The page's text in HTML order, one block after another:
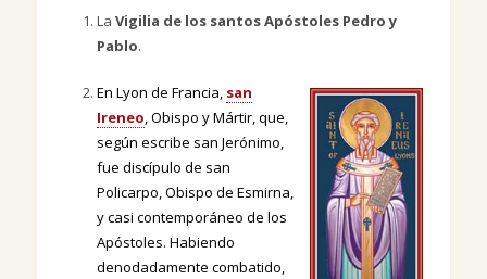
La Vigilia de los santos Apóstoles Pedro y
Pablo.
En Lyon de Francia, san
Ireneo, Obispo y Mártir, que,
según escribe san Jerónimo,
fue discípulo de san
Policarpo, Obispo de Esmirna,
y casi contemporáneo de los
Apóstoles. Habiendo
denodadamente combatido,